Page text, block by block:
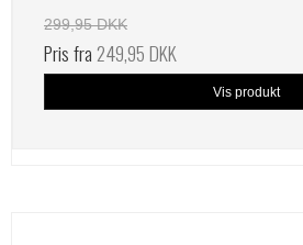
299,95 DKK
Pris fra249,95 DKK
Vis produkt